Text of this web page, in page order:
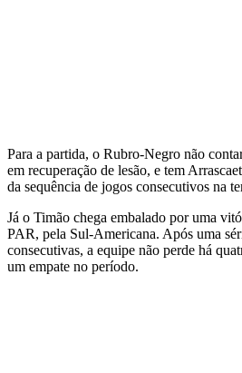
Para a partida, o Rubro-Negro não
em recuperação de lesão, e tem
da sequência de jogos consecutivos na
Já o Timão chega embalado por uma
PAR, pela Sul-Americana. Após uma
consecutivas, a equipe não perde há
um empate no período.